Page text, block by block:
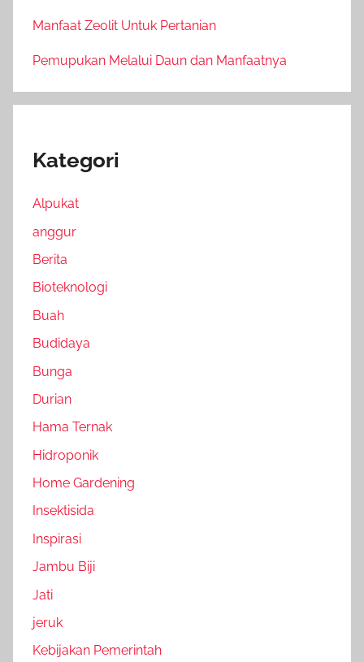
Manfaat Zeolit Untuk Pertanian
Pemupukan Melalui Daun dan Manfaatnya
Kategori
Alpukat
anggur
Berita
Bioteknologi
Buah
Budidaya
Bunga
Durian
Hama Ternak
Hidroponik
Home Gardening
Insektisida
Inspirasi
Jambu Biji
Jati
jeruk
Kebijakan Pemerintah